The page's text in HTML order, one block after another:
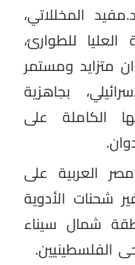
المخللاتي،
للطوارئ،
متزايد ومستمر
بجاهزية
الكاملة على
العربية على
شحنات الأدوية
شمال سيناء
الفلسطينيين.